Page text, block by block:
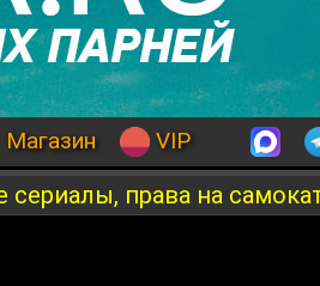
Магазин VIP
сериалы, права на